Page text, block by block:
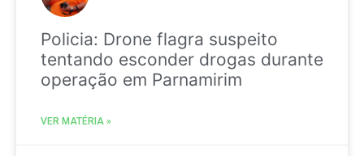
Policia: Drone flagra suspeito
tentando esconder drogas durante
operação em Parnamirim
VER MATÉRIA »